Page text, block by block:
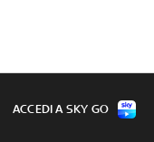
ACCEDI A SKY GO